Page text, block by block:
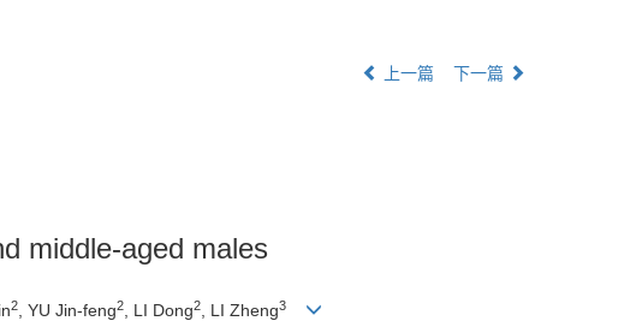
上一篇 下一篇
middle-aged males
2 , YU Jin-feng2 , LI Dong2 , LI Zheng3